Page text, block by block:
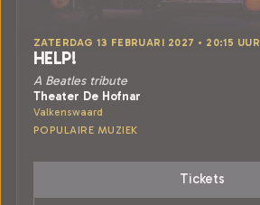
ZATERDAG 13 FEBRUARI 2027 • 20:15 UUR
HELP!
A Beatles tribute
Theater De Hofnar
Valkenswaard
POPULAIRE MUZIEK
Tickets